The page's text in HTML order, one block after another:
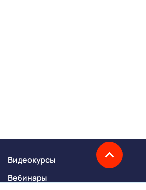
Видеокурсы
Вебинары